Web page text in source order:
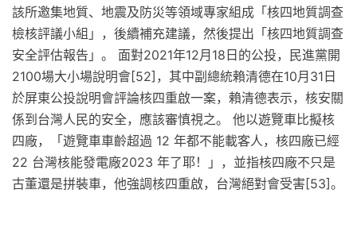
該所邀集地質、地震及防災等領域專家組成「核四地質調查
檢核評議小組」，後續補充建議，然後提出「核四地質調查
安全評估報告」。 面對2021年12月18日的公投，民進黨開
2100場大小場說明會[52]，其中副總統賴清德在10月31日
於屏東公投說明會評論核四重啟一案，賴清德表示，核安關
係到台灣人民的安全，應該審慎視之。 他以遊覽車比擬核
四廠，「遊覽車車齡超過 12 年都不能載客人，核四廠已經
22 台灣核能發電廠2023 年了耶！」，並指核四廠不只是
古董還是拼裝車，他強調核四重啟，台灣絕對會受害[53]。